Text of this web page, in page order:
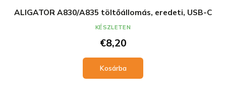
ALIGATOR A830/A835 töltőállomás, eredeti, USB-C
€8,20
Kosárba
KÉSZLETEN